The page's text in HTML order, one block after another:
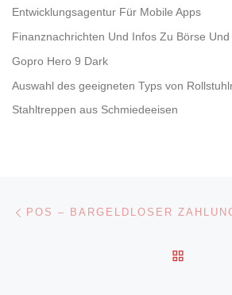
Entwicklungsagentur Für Mobile Apps
Finanznachrichten Und Infos Zu Börse Und
Gopro Hero 9 Dark
Auswahl des geeigneten Typs von
Stahltreppen aus Schmiedeeisen
Beitragsnavigation